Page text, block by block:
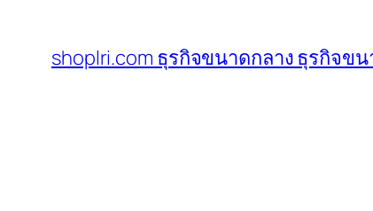
shoplri.com ธุรกิจขนาดกลาง ธุรกิจข